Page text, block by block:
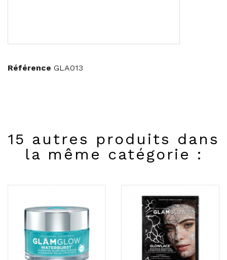
Référence GLA013
15 autres produits dans
la même catégorie :